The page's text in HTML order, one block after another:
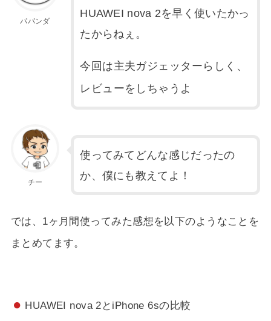
パパンダ
HUAWEI nova 2を早く使いたかっ
たからねぇ。
今回は主夫ガジェッターらしく、
レビューをしちゃうよ
チー
使ってみてどんな感じだったの
か、僕にも教えてよ！
では、1ヶ月間使ってみた感想を以下のようなことを
まとめてます。
HUAWEI nova 2とiPhone 6sの比較